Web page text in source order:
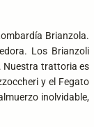
Brianzola.
Los Brianzoli
Nuestra trattoria es
y el Fegato
inolvidable,